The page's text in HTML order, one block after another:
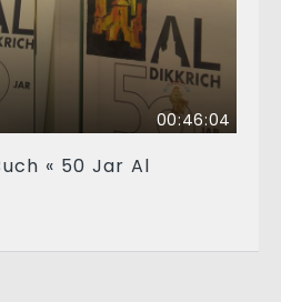
00:46:04
« 50 Jar Al